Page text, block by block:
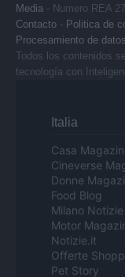
Media - Numero REA
Contacto - Politica de
Procesamiento de datos
Todos los contenidos
tecnología con
Italia
Casa
Cineverse
Donne
Food Blog
Milano Notizie
Motor
Notizie.it
Offerte
Pet Story